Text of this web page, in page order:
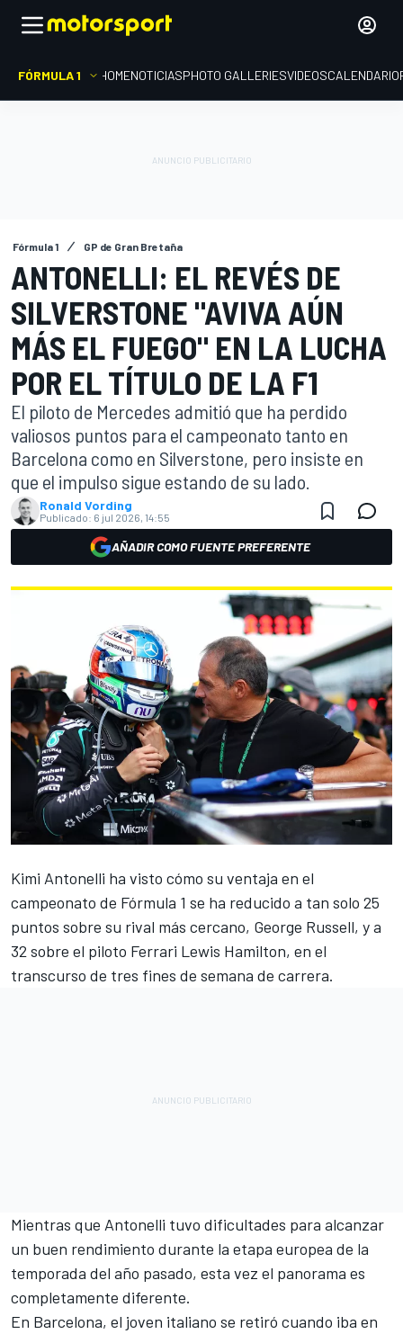
FÓRMULA 1 HOMENOTICIASPHOTO GALLERIESVIDEOSCALENDARIO
Fórmula 1 GP de Gran Bretaña
ANTONELLI: EL REVÉS DE
SILVERSTONE "AVIVA AÚN
MÁS EL FUEGO" EN LA LUCHA
POR EL TÍTULO DE LA F1
El piloto de Mercedes admitió que ha perdido
valiosos puntos para el campeonato tanto en
Barcelona como en Silverstone, pero insiste en
que el impulso sigue estando de su lado.
Ronald Vording
Publicado: 6 jul 2026, 14:55
AÑADIR COMO FUENTE PREFERENTE
Kimi Antonelli ha visto cómo su ventaja en el
campeonato de Fórmula 1 se ha reducido a tan solo 25
puntos sobre su rival más cercano, George Russell, y a
32 sobre el piloto Ferrari Lewis Hamilton, en el
transcurso de tres fines de semana de carrera.
Mientras que Antonelli tuvo dificultades para alcanzar
un buen rendimiento durante la etapa europea de la
temporada del año pasado, esta vez el panorama es
completamente diferente.
En Barcelona, el joven italiano se retiró cuando iba en